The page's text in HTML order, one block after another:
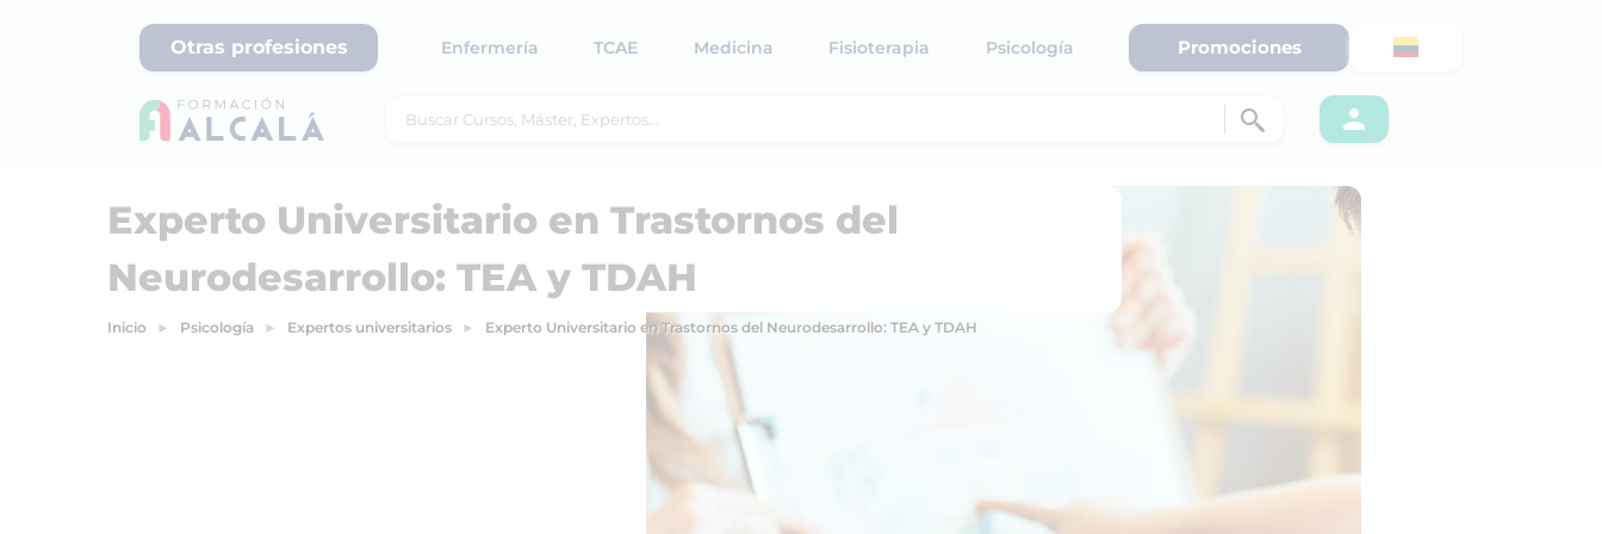
Otras profesiones Enfermería TCAE Medicina Fisioterapia Psicología Promociones
Experto Universitario en Trastornos del
Neurodesarrollo: TEA y TDAH
Inicio Psicología Expertos universitarios Experto Universitario en Trastornos del Neurodesarrollo: TEA y TDAH